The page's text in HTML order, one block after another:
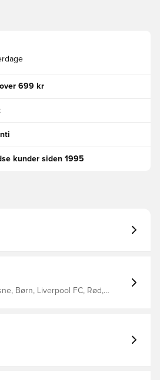
699 kr
kunder siden 1995
Børn, Liverpool FC, Rød,